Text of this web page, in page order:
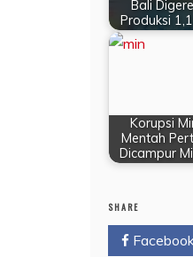
Bali
Produksi
Korupsi
Mentah
Dicampur
SHARE
Facebook